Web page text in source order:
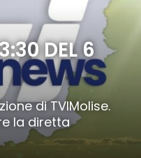
DEL 6
di TVIMolise.
la diretta